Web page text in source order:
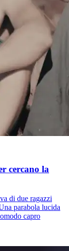
cercano la
di due ragazzi
parabola lucida
capro